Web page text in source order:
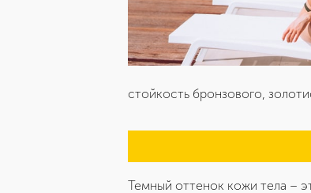
стойкость бронзового,
Темный оттенок кожи тела –